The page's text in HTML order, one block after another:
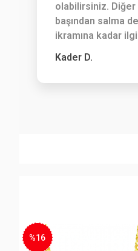
olabilirsiniz. Diğer
başından salma
ikramına kadar
Kader D.
%16